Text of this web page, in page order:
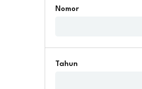
Nomor
Tahun